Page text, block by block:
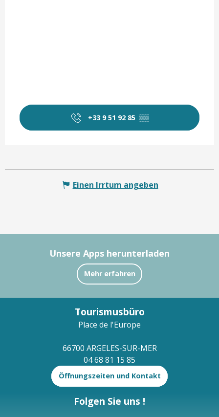
+33 9 51 92 85 ▒▒
Einen Irrtum angeben
Unsere Apps herunterladen
Mehr erfahren
Tourismusbüro
Place de l'Europe
66700 ARGELES-SUR-MER
04 68 81 15 85
Öffnungszeiten und Kontakt
Folgen Sie uns !